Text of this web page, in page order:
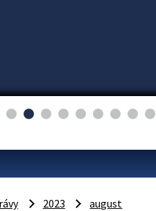
2023 august